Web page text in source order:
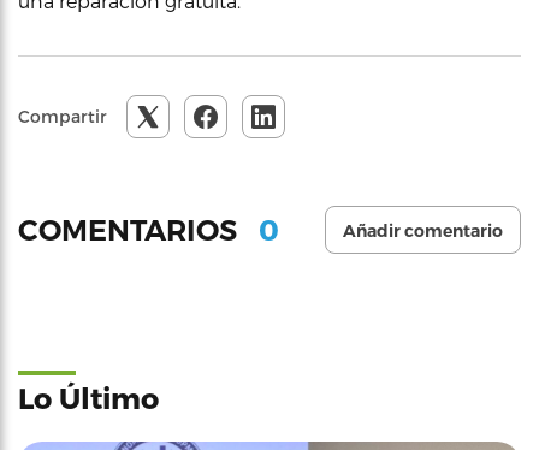
Compartir
COMENTARIOS 0 Añadir comentario
Lo Último